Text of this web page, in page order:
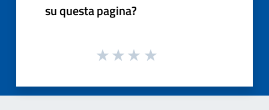
su questa pagina?